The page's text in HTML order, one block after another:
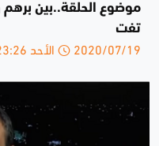
موضوع الحلقة..بين
تفت
2020/07/19 الأحد 23:26 م